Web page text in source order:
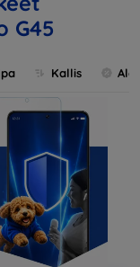
G45
Kallis